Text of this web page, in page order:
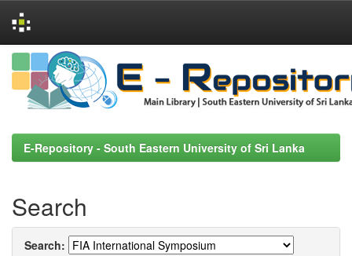
Skip
navigation
E-Repository - South Eastern University of Sri Lanka
Search
Search: